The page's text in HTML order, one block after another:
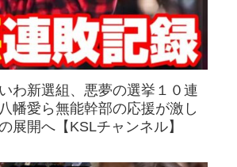
わ新選組、悪夢の選挙１０連
幡愛ら無能幹部の応援が激し
展開へ【KSLチャンネル】